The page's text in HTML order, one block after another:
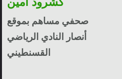
صحفي مساهم بموقع
أنصار النادي الرياضي
القسنطيني